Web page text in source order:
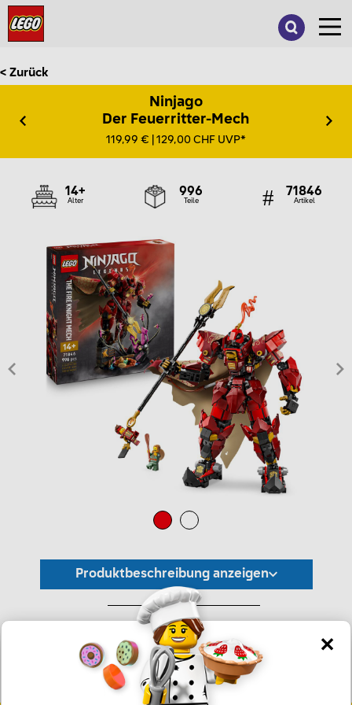
< Zurück
Ninjago
Der Feuerritter-Mech
119,99 € | 129,00 CHF UVP*
14+
Alter
996
Teile
71846
Artikel
Produktbeschreibung anzeigen
*Unverbindliche Preisempfehlung -
Die Preisgestaltung liegt im alleinigen Ermessen des Händlers